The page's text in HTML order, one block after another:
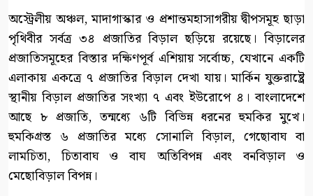
অস্ট্রেলীয় অঞ্চল, মাদাগাস্কার ও প্রশান্তমহাসাগরীয় দ্বীপসমূহ ছাড়া
পৃথিবীর সর্বত্র ৩৪ প্রজাতির বিড়াল ছড়িয়ে রয়েছে। বিড়ালের
প্রজাতিসমূহের বিস্তার দক্ষিণপূর্ব এশিয়ায় সর্বোচ্চ, যেখানে একটি
এলাকায় একত্রে ৭ প্রজাতির বিড়াল দেখা যায়। মার্কিন যুক্তরাষ্ট্রে
স্থানীয় বিড়াল প্রজাতির সংখ্যা ৭ এবং ইউরোপে ৪। বাংলাদেশে
আছে ৮ প্রজাতি, তন্মধ্যে ৬টি বিভিন্ন ধরনের হুমকির মুখে।
হুমকিগ্রস্ত ৬ প্রজাতির মধ্যে সোনালি বিড়াল, গেছোবাঘ বা
লামচিতা, চিতাবাঘ ও বাঘ অতিবিপন্ন এবং বনবিড়াল ও
মেছোবিড়াল বিপন্ন।